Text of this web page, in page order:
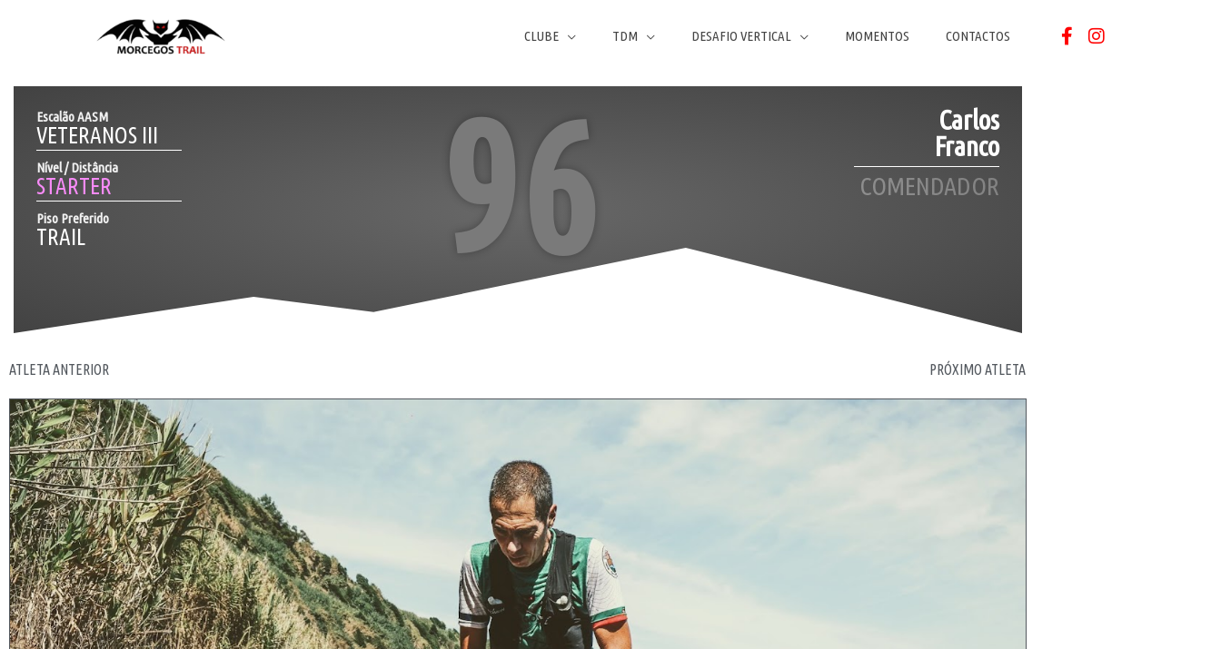
CLUBE TDM DESAFIO VERTICAL MOMENTOS CONTACTOS
Escalão AASM
VETERANOS III
Nível / Distância
STARTER
Piso Preferido
TRAIL 96
Carlos
Franco
COMENDADOR
ATLETA ANTERIOR PRÓXIMO ATLETA